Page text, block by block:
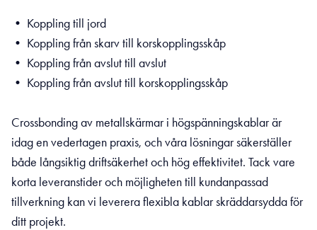
• Koppling till jord
• Koppling från skarv till korskopplingsskåp
• Koppling från avslut till avslut
• Koppling från avslut till korskopplingsskåp
Crossbonding av metallskärmar i högspänningskablar är
idag en vedertagen praxis, och våra lösningar säkerställer
både långsiktig driftsäkerhet och hög effektivitet. Tack vare
korta leveranstider och möjligheten till kundanpassad
tillverkning kan vi leverera flexibla kablar skräddarsydda för
ditt projekt.